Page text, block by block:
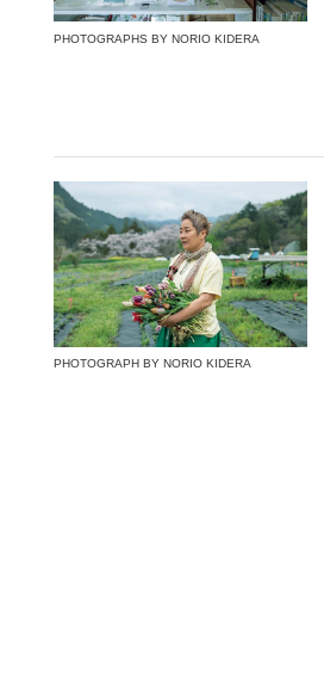
PHOTOGRAPHS BY NORIO KIDERA
PHOTOGRAPH BY NORIO KIDERA